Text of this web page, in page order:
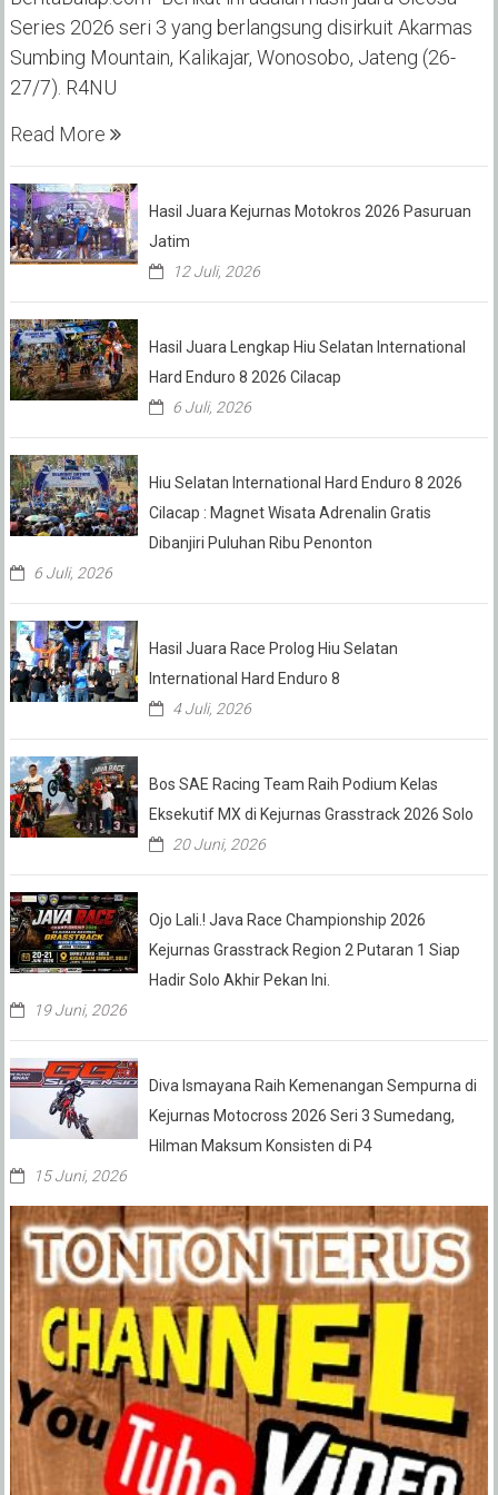
Series 2026 seri 3 yang berlangsung disirkuit Akarmas
Sumbing Mountain, Kalikajar, Wonosobo, Jateng (26-
27/7). R4NU
Read More
Hasil Juara Kejurnas Motokros 2026 Pasuruan
Jatim
12 Juli, 2026
Hasil Juara Lengkap Hiu Selatan International
Hard Enduro 8 2026 Cilacap
6 Juli, 2026
Hiu Selatan International Hard Enduro 8 2026
Cilacap : Magnet Wisata Adrenalin Gratis
Dibanjiri Puluhan Ribu Penonton
6 Juli, 2026
Hasil Juara Race Prolog Hiu Selatan
International Hard Enduro 8
4 Juli, 2026
Bos SAE Racing Team Raih Podium Kelas
Eksekutif MX di Kejurnas Grasstrack 2026 Solo
20 Juni, 2026
Ojo Lali.! Java Race Championship 2026
Kejurnas Grasstrack Region 2 Putaran 1 Siap
Hadir Solo Akhir Pekan Ini.
19 Juni, 2026
Diva Ismayana Raih Kemenangan Sempurna di
Kejurnas Motocross 2026 Seri 3 Sumedang,
Hilman Maksum Konsisten di P4
15 Juni, 2026